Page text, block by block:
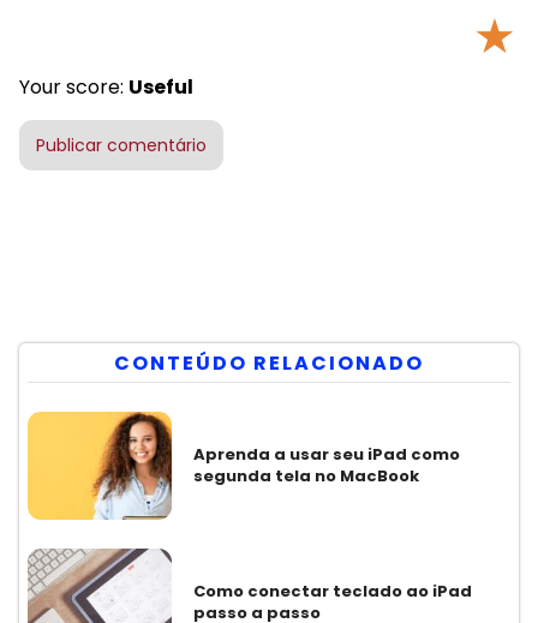
★
Your score: Useful
CONTEÚDO RELACIONADO
Aprenda a usar seu iPad como
segunda tela no MacBook
Como conectar teclado ao iPad
passo a passo